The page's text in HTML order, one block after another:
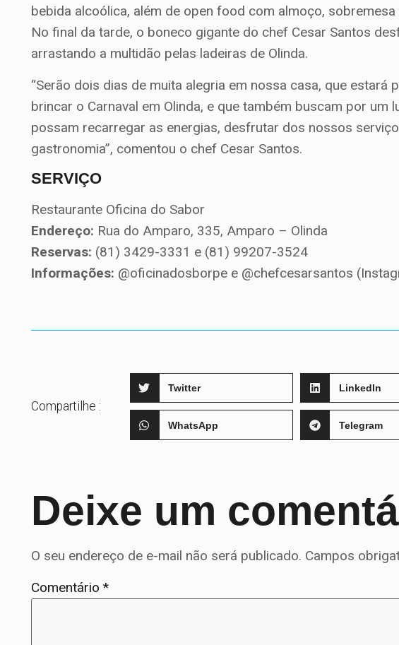
bebida alcoólica, além de open food com almoço,
No final da tarde, o boneco gigante do chef Cesar Santos
arrastando a multidão pelas ladeiras de Olinda.
“Serão dois dias de muita alegria em nossa casa, que
brincar o Carnaval em Olinda, e que também buscam por um
possam recarregar as energias, desfrutar dos nossos
gastronomia”, comentou o chef Cesar Santos.
SERVIÇO
Restaurante Oficina do Sabor
Endereço: Rua do Amparo, 335, Amparo – Olinda
Reservas: (81) 3429-3331 e (81) 99207-3524
Informações: @oficinadosborpe e @chefcesarsantos
Compartilhe :
Twitter LinkedIn
WhatsApp Telegram
Deixe um
O seu endereço de e-mail não será publicado. Campos
Comentário*